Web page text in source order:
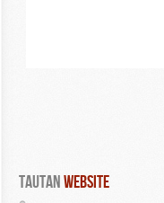
Tautan WEBSITE